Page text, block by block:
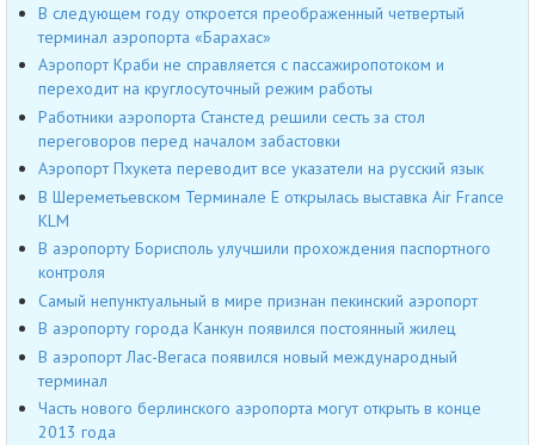
В следующем году откроется преображенный четвертый
терминал аэропорта «Барахас»
Аэропорт Краби не справляется с пассажиропотоком и
переходит на круглосуточный режим работы
Работники аэропорта Станстед решили сесть за стол
переговоров перед началом забастовки
Аэропорт Пхукета переводит все указатели на русский язык
В Шереметьевском Терминале Е открылась выставка Air France
KLM
В аэропорту Борисполь улучшили прохождения паспортного
контроля
Cамый непунктуальный в мире признан пекинский аэропорт
В аэропорту города Канкун появился постоянный жилец
В аэропорт Лас-Вегаса появился новый международный
терминал
Часть нового берлинского аэропорта могут открыть в конце
2013 года